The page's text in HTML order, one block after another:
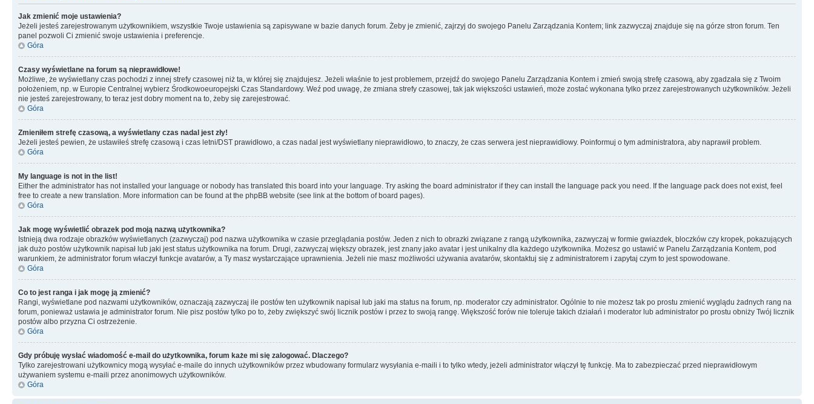
Jak zmienić moje ustawienia?
Jeżeli jesteś zarejestrowanym użytkownikiem, wszystkie Twoje ustawienia są zapisywane w bazie danych forum. Żeby je zmienić, zajrzyj do swojego Panelu Zarządzania Kontem; link zazwyczaj znajduje się na górze stron forum. Ten
panel pozwoli Ci zmienić swoje ustawienia i preferencje.
Góra
Czasy wyświetlane na forum są nieprawidłowe!
Możliwe, że wyświetlany czas pochodzi z innej strefy czasowej niż ta, w której się znajdujesz. Jeżeli właśnie to jest problemem, przejdź do swojego Panelu Zarządzania Kontem i zmień swoją strefę czasową, aby zgadzała się z Twoim
położeniem, np. w Europie Centralnej wybierz Środkowoeuropejski Czas Standardowy. Weź pod uwagę, że zmiana strefy czasowej, tak jak większości ustawień, może zostać wykonana tylko przez zarejestrowanych użytkowników. Jeżeli
nie jesteś zarejestrowany, to teraz jest dobry moment na to, żeby się zarejestrować.
Góra
Zmieniłem strefę czasową, a wyświetlany czas nadal jest zły!
Jeżeli jesteś pewien, że ustawiłeś strefę czasową i czas letni/DST prawidłowo, a czas nadal jest wyświetlany nieprawidłowo, to znaczy, że czas serwera jest nieprawidłowy. Poinformuj o tym administratora, aby naprawił problem.
Góra
My language is not in the list!
Either the administrator has not installed your language or nobody has translated this board into your language. Try asking the board administrator if they can install the language pack you need. If the language pack does not exist, feel
free to create a new translation. More information can be found at the phpBB website (see link at the bottom of board pages).
Góra
Jak mogę wyświetlić obrazek pod moją nazwą użytkownika?
Istnieją dwa rodzaje obrazków wyświetlanych (zazwyczaj) pod nazwa użytkownika w czasie przeglądania postów. Jeden z nich to obrazki związane z rangą użytkownika, zazwyczaj w formie gwiazdek, bloczków czy kropek, pokazujących
jak dużo postów użytkownik napisał lub jaki jest status użytkownika na forum. Drugi, zazwyczaj większy obrazek, jest znany jako avatar i jest unikalny dla każdego użytkownika. Możesz go ustawić w Panelu Zarządzania Kontem, pod
warunkiem, że administrator forum właczył funkcje avatarów, a Ty masz wystarczające uprawnienia. Jeżeli nie masz możliwości używania avatarów, skontaktuj się z administratorem i zapytaj czym to jest spowodowane.
Góra
Co to jest ranga i jak mogę ją zmienić?
Rangi, wyświetlane pod nazwami użytkowników, oznaczają zazwyczaj ile postów ten użytkownik napisał lub jaki ma status na forum, np. moderator czy administrator. Ogólnie to nie możesz tak po prostu zmienić wyglądu żadnych rang na
forum, ponieważ ustawia je administrator forum. Nie pisz postów tylko po to, żeby zwiększyć swój licznik postów i przez to swoją rangę. Większość forów nie toleruje takich działań i moderator lub administrator po prostu obniży Twój licznik
postów albo przyzna Ci ostrzeżenie.
Góra
Gdy próbuję wysłać wiadomość e-mail do użytkownika, forum każe mi się zalogować. Dlaczego?
Tylko zarejestrowani użytkownicy mogą wysyłać e-maile do innych użytkowników przez wbudowany formularz wysyłania e-maili i to tylko wtedy, jeżeli administrator włączył tę funkcję. Ma to zabezpieczać przed nieprawidłowym
używaniem systemu e-maili przez anonimowych użytkowników.
Góra